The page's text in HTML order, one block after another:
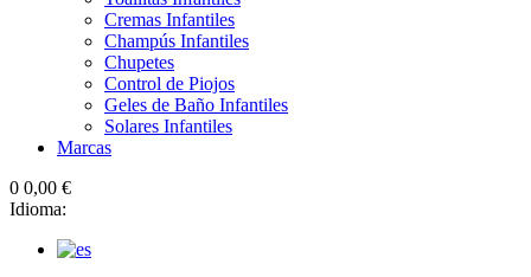
Cremas Infantiles
Champús Infantiles
Chupetes
Control de Piojos
Geles de Baño Infantiles
Solares Infantiles
Marcas
0 0,00 €
Idioma: